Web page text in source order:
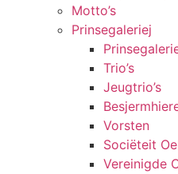
Motto’s
Prinsegaleriej
Trio’s
Jeugtrio’s
Vorsten
Sociëteit
Vereinigde